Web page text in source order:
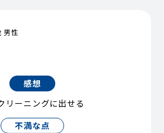
男性
感想
リーニングに出せる
不満な点